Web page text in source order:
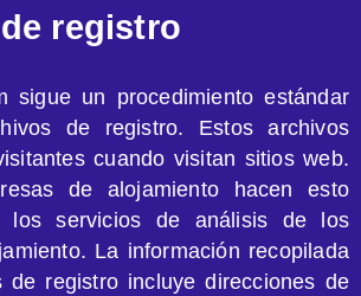
registro
sigue un procedimiento estándar
de registro. Estos archivos
cuando visitan sitios web.
de alojamiento hacen esto
los servicios de análisis de los
La información recopilada
de registro incluye direcciones de